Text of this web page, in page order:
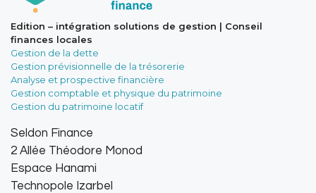
Edition – intégration solutions de gestion | Conseil
finances locales
Gestion de la dette
Gestion prévisionnelle de la trésorerie
Analyse et prospective financière
Gestion comptable et physique du patrimoine
Gestion du patrimoine locatif
Seldon Finance
2 Allée Théodore Monod
Espace Hanami
Technopole Izarbel